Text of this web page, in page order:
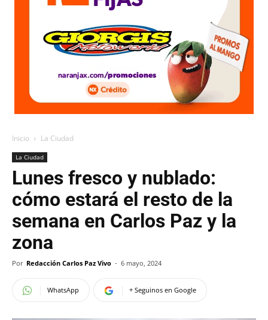
Inicio La Ciudad
La Ciudad
Lunes fresco y nublado:
cómo estará el resto de la
semana en Carlos Paz y la
zona
Por Redacción Carlos Paz Vivo - 6 mayo, 2024
WhatsApp + Seguinos en Google